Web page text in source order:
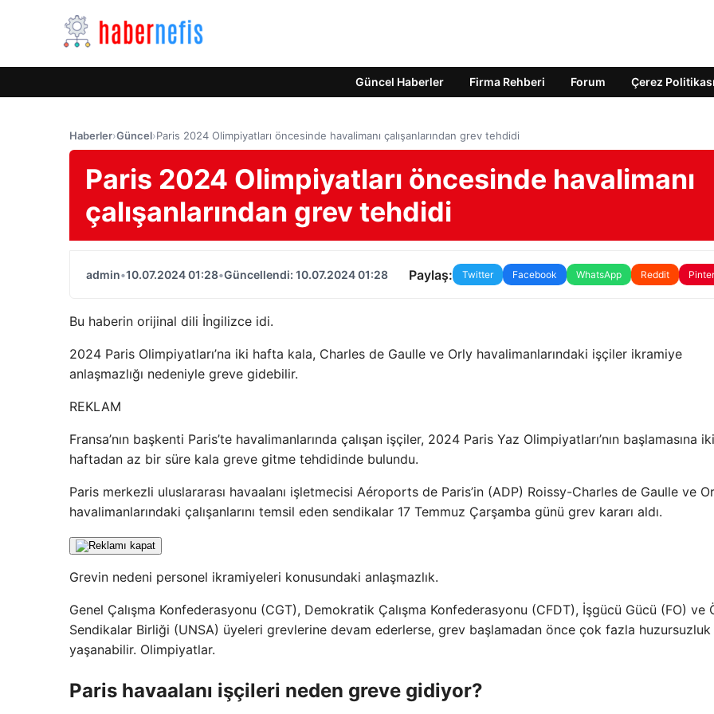
Güncel Haberler Firma Rehberi Forum Çerez Politikası
Haberler›Güncel›Paris 2024 Olimpiyatları öncesinde havalimanı çalışanlarından grev tehdidi
Paris 2024 Olimpiyatları öncesinde havalimanı
çalışanlarından grev tehdidi
admin•10.07.2024 01:28•Güncellendi: 10.07.2024 01:28 Paylaş: Twitter Facebook WhatsApp Reddit
Bu haberin orijinal dili İngilizce idi.
2024 Paris Olimpiyatları’na iki hafta kala, Charles de Gaulle ve Orly havalimanlarındaki işçiler ikramiye
anlaşmazlığı nedeniyle greve gidebilir.
REKLAM
Fransa’nın başkenti Paris’te havalimanlarında çalışan işçiler, 2024 Paris Yaz Olimpiyatları’nın başlamasına iki
haftadan az bir süre kala greve gitme tehdidinde bulundu.
Paris merkezli uluslararası havaalanı işletmecisi Aéroports de Paris’in (ADP) Roissy-Charles de Gaulle ve
havalimanlarındaki çalışanlarını temsil eden sendikalar 17 Temmuz Çarşamba günü grev kararı aldı.
Grevin nedeni personel ikramiyeleri konusundaki anlaşmazlık.
Genel Çalışma Konfederasyonu (CGT), Demokratik Çalışma Konfederasyonu (CFDT), İşgücü Gücü (FO) ve
Sendikalar Birliği (UNSA) üyeleri grevlerine devam ederlerse, grev başlamadan önce çok fazla huzursuzluk
yaşanabilir. Olimpiyatlar.
Paris havaalanı işçileri neden greve gidiyor?